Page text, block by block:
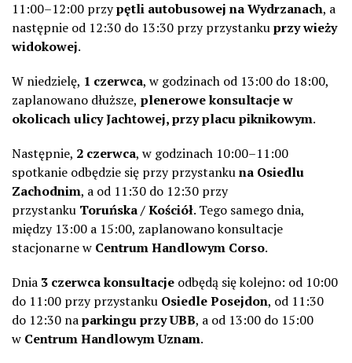
11:00–12:00 przypętli autobusowej na Wydrzanach, a
następnie od 12:30 do 13:30 przy przystankuprzy wieży
widokowej.
W niedzielę, 1 czerwca, w godzinach od 13:00 do 18:00,
zaplanowano dłuższe, plenerowe konsultacje w
okolicach ulicy Jachtowej, przy placu piknikowym.
Następnie, 2 czerwca, w godzinach 10:00–11:00
spotkanie odbędzie się przy przystankuna Osiedlu
Zachodnim, a od 11:30 do 12:30 przy
przystanku Toruńska / Kościół. Tego samego dnia,
między 13:00 a 15:00, zaplanowano konsultacje
stacjonarne w Centrum Handlowym Corso.
Dnia 3 czerwca konsultacje odbędą się kolejno: od 10:00
do 11:00 przy przystanku Osiedle Posejdon, od 11:30
do 12:30 naparkingu przy UBB, a od 13:00 do 15:00
w Centrum Handlowym Uznam.